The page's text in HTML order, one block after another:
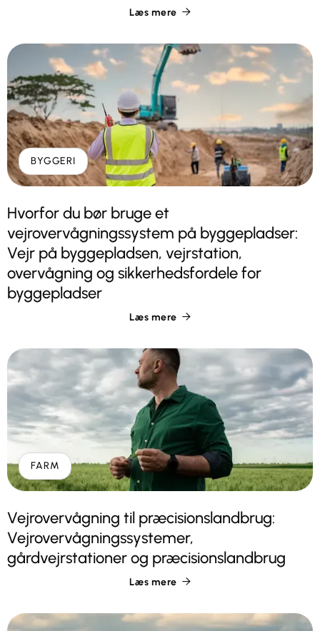
Læs mere 
BYGGERI
Hvorfor du bør bruge et
vejrovervågningssystem på byggepladser:
Vejr på byggepladsen, vejrstation,
overvågning og sikkerhedsfordele for
byggepladser
Læs mere 
FARM
Vejrovervågning til præcisionslandbrug:
Vejrovervågningssystemer,
gårdvejrstationer og præcisionslandbrug
Læs mere 